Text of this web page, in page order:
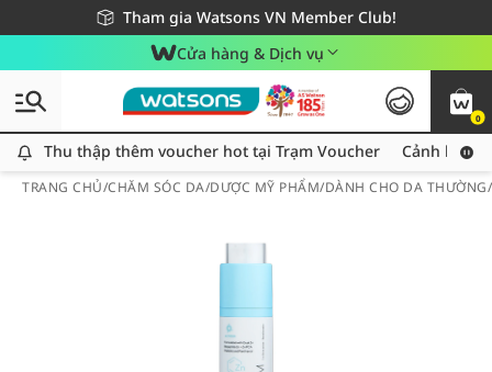
Tham gia Watsons VN Member Club!
Miễn phí giao hàng cho đơn hàng từ 249,000Đ
Giao hàng nhanh 24h - Áp dụng khu vực TP. Hồ Chí Minh
Cửa hàng & Dịch vụ
0
Thu thập thêm voucher hot tại Trạm Voucher
Thu thập thêm voucher hot tại Trạm Voucher Cảnh báo
TRANG CHỦ/CHĂM SÓC DA/DƯỢC MỸ PHẨM/DÀNH CHO DA